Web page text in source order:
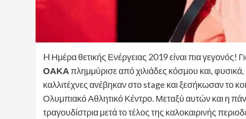
H Ημέρα θετικής Ενέργειας 2019 είναι πια γεγονός!
ΟΑΚΑπλημμύρισε από χιλιάδες κόσμου και,
καλλιτέχνες ανέβηκαν στο stage και ξεσήκωσαν το
Ολυμπιακό Αθλητικό Κέντρο. Μεταξύ αυτών και η
τραγουδίστρια μετά το τέλος της καλοκαιρινής